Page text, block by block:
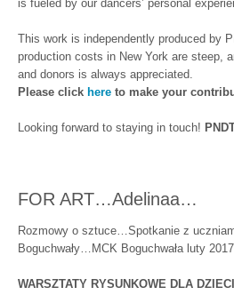
is fueled by our dancers’ personal
This work is independently produced by
production costs in New York are steep,
and donors is always appreciated.
Please click here to make your
Looking forward to staying in touch!
FOR ART…Adelinaa…
Rozmowy o sztuce…Spotkanie z
Boguchwały…MCK Boguchwała luty 2017
WARSZTATY RYSUNKOWE DLA